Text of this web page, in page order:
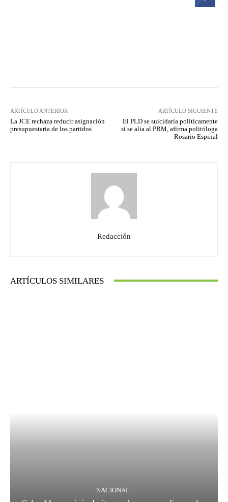
ARTÍCULO ANTERIOR
La JCE rechaza reducir asignación
presupuestaria de los partidos
ARTÍCULO SIGUIENTE
El PLD se suicidaría políticamente
si se alía al PRM, afirma politóloga
Rosario Espinal
Redacción
ARTÍCULOS SIMILARES
NACIONAL